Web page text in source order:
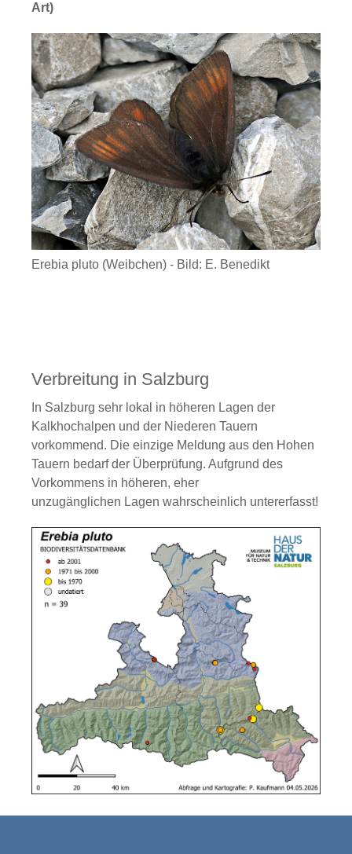
Art)
Erebia pluto (Weibchen) - Bild: E. Benedikt
Verbreitung in Salzburg
In Salzburg sehr lokal in höheren Lagen der
Kalkhochalpen und der Niederen Tauern
vorkommend. Die einzige Meldung aus den Hohen
Tauern bedarf der Überprüfung. Aufgrund des
Vorkommens in höheren, eher
unzugänglichen Lagen wahrscheinlich untererfasst!